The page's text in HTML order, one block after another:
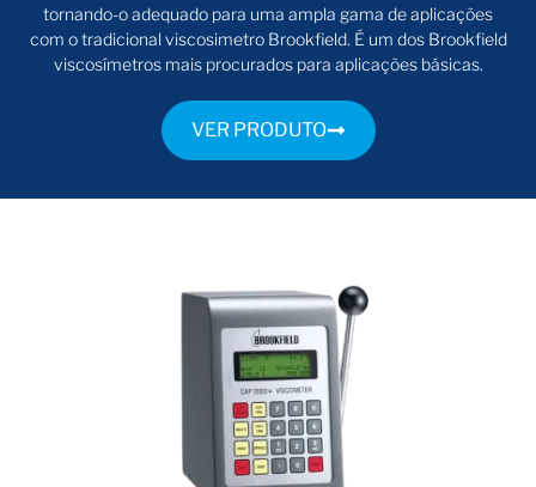
tornando-o adequado para uma ampla gama de aplicações
com o tradicional viscosimetro Brookfield. É um dos Brookfield
viscosímetros mais procurados para aplicações básicas.
VER PRODUTO